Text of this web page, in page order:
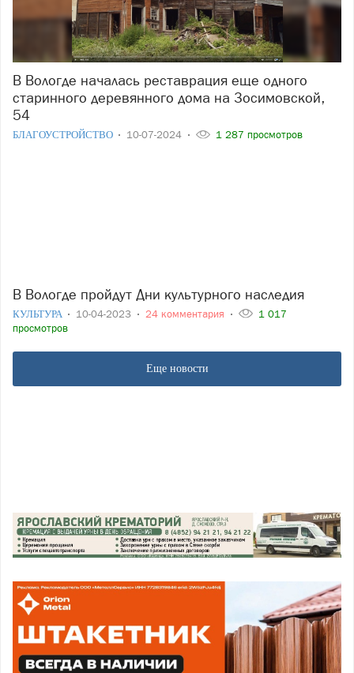
В Вологде началась реставрация еще одного
старинного деревянного дома на Зосимовской,
54
БЛАГОУСТРОЙСТВО 10-07-2024 1 287 просмотров
В Вологде пройдут Дни культурного наследия
КУЛЬТУРА 10-04-2023 24 комментария
1 017
просмотров
Еще новости